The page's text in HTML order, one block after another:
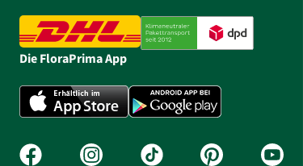
Die FloraPrima App